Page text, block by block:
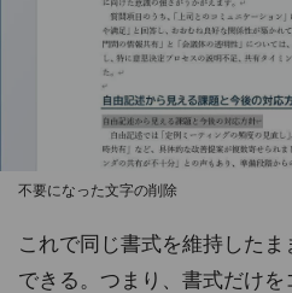
不要になった文字の削除
これで同じ書式を維持した
できる。つまり、書式だけ